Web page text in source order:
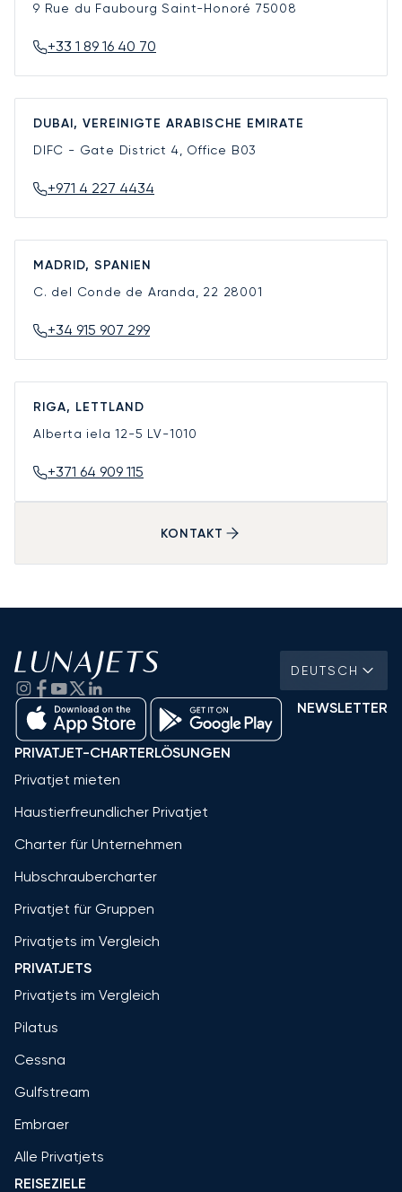
9 Rue du Faubourg Saint-Honoré 75008
+33 1 89 16 40 70
DUBAI, VEREINIGTE ARABISCHE EMIRATE
DIFC - Gate District 4, Office B03
+971 4 227 4434
MADRID, SPANIEN
C. del Conde de Aranda, 22 28001
+34 915 907 299
RIGA, LETTLAND
Alberta iela 12-5 LV-1010
+371 64 909 115
KONTAKT
DEUTSCH
NEWSLETTER
PRIVATJET-CHARTERLÖSUNGEN
Privatjet mieten
Haustierfreundlicher Privatjet
Charter für Unternehmen
Hubschraubercharter
Privatjet für Gruppen
Privatjets im Vergleich
PRIVATJETS
Privatjets im Vergleich
Pilatus
Cessna
Gulfstream
Embraer
Alle Privatjets
REISEZIELE